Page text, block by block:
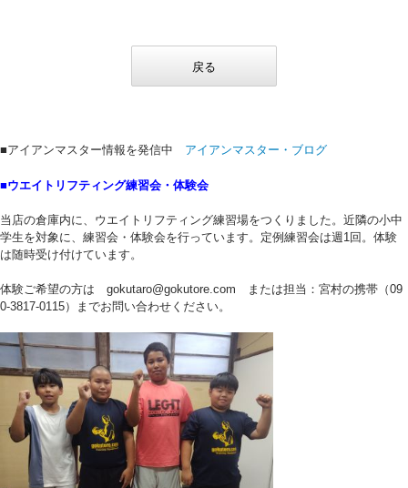
戻る
■アイアンマスター情報を発信中 アイアンマスター・ブログ
■ウエイトリフティング練習会・体験会
当店の倉庫内に、ウエイトリフティング練習場をつくりました。近隣の小中
学生を対象に、練習会・体験会を行っています。定例練習会は週1回。体験
は随時受け付けています。
体験ご希望の方は gokutaro@gokutore.com または担当：宮村の携帯（09
0-3817-0115）までお問い合わせください。